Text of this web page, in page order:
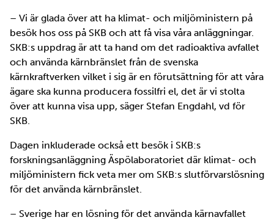
– Vi är glada över att ha klimat- och miljöministern på
besök hos oss på SKB och att få visa våra anläggningar.
SKB:s uppdrag är att ta hand om det radioaktiva avfallet
och använda kärnbränslet från de svenska
kärnkraftverken vilket i sig är en förutsättning för att våra
ägare ska kunna producera fossilfri el, det är vi stolta
över att kunna visa upp, säger Stefan Engdahl, vd för
SKB.
Dagen inkluderade också ett besök i SKB:s
forskningsanläggning Äspölaboratoriet där klimat- och
miljöministern fick veta mer om SKB:s slutförvarslösning
för det använda kärnbränslet.
– Sverige har en lösning för det använda kärnavfallet